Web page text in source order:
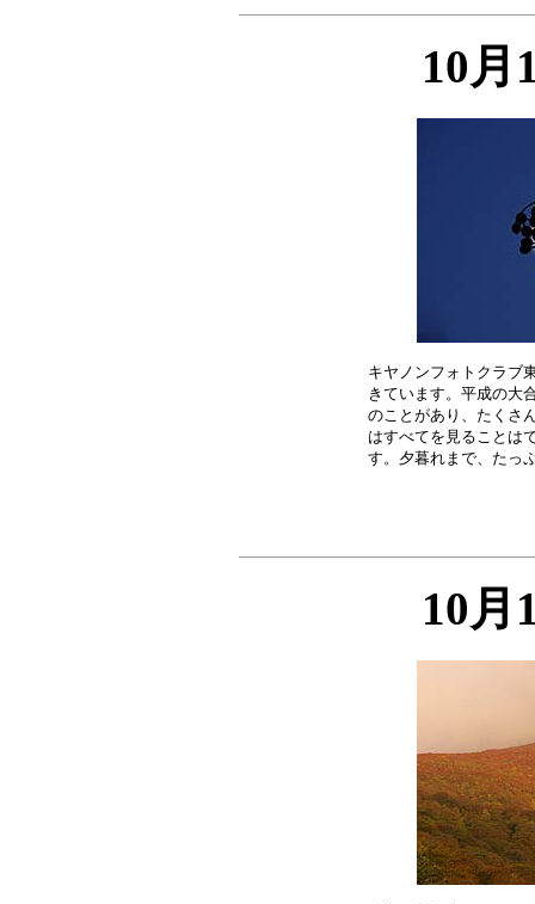
10月
キヤノンフォトクラブ
きています。平成の大
のことがあり、たくさ
はすべてを見ることは
10月